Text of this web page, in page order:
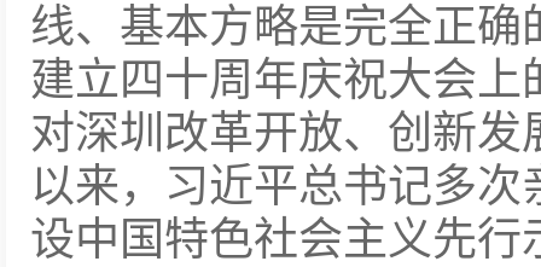
线、基本方略是完全正
建立四十周年庆祝大会
对深圳改革开放、创新
以来，习近平总书记多
设中国特色社会主义先